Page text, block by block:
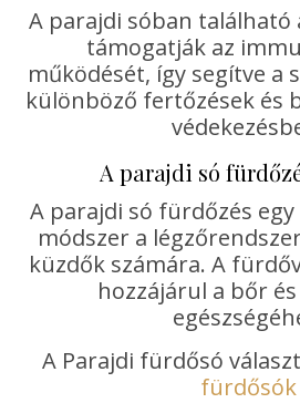
A parajdi sóban található
támogatják az
működését, így segítve a
különböző fertőzések és
A parajdi só
A parajdi só fürdőzés
módszer a
küzdők számára. A
hozzájárul a bőr
A Parajdi fürdősó
fürdősók